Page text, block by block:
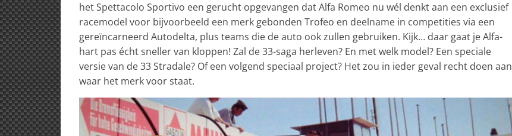
het Spettacolo Sportivo een gerucht opgevangen dat Alfa Romeo nu wél denkt aan een exclusief
racemodel voor bijvoorbeeld een merk gebonden Trofeo en deelname in competities via een
gereïncarneerd Autodelta, plus teams die de auto ook zullen gebruiken. Kijk… daar gaat je Alfa-
hart pas écht sneller van kloppen! Zal de 33-saga herleven? En met welk model? Een speciale
versie van de 33 Stradale? Of een volgend speciaal project? Het zou in ieder geval recht doen aan
waar het merk voor staat.